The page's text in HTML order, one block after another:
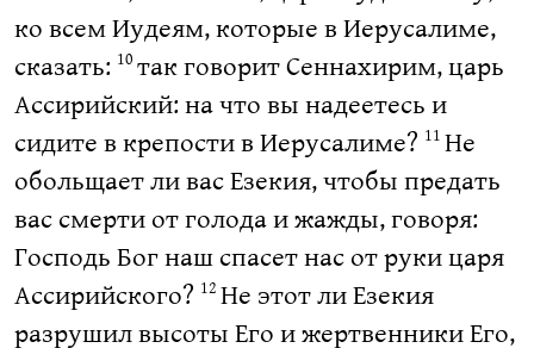
ко всем Иудеям, которые в Иерусалиме,
сказать: 10 так говорит Сеннахирим, царь
Ассирийский: на что вы надеетесь и
сидите в крепости в Иерусалиме? 11 Не
обольщает ли вас Езекия, чтобы предать
вас смерти от голода и жажды, говоря:
Господь Бог наш спасет нас от руки царя
Ассирийского? 12 Не этот ли Езекия
разрушил высоты Его и жертвенники Его,